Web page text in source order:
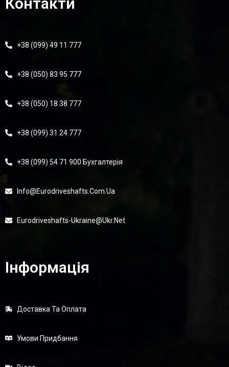
+38 (099) 49 11 777
+38 (050) 83 95 777
+38 (050) 18 38 777
+38 (099) 31 24 777
+38 (099) 54 71 900 Бухгалтерія
Info@eurodriveshafts.com.ua
Eurodriveshafts-Ukraine@ukr.net
Інформація
Доставка Та Оплата
Умови Придбання